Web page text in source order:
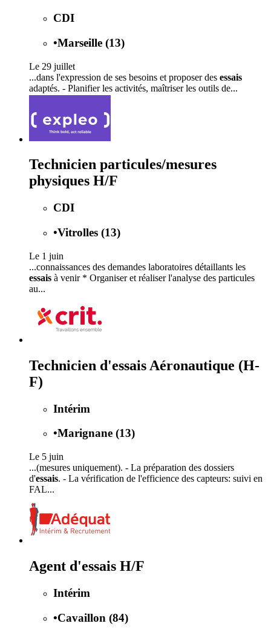
CDI
•Marseille (13)
Le 29 juillet
...dans l'expression de ses besoins et proposer des essais
adaptés. - Planifier les activités, maîtriser les outils de...
Technicien particules/mesures
physiques H/F
CDI
•Vitrolles (13)
Le 1 juin
...connaissances des demandes laboratoires détaillants les
essais à venir * Organiser et réaliser l'analyse des particules
au...
Technicien d'essais Aéronautique (H-
F)
Intérim
•Marignane (13)
Le 5 juin
...(mesures uniquement). - La préparation des dossiers
d'essais. - La vérification de l'efficience des capteurs: suivi en
FAL...
Agent d'essais H/F
Intérim
•Cavaillon (84)